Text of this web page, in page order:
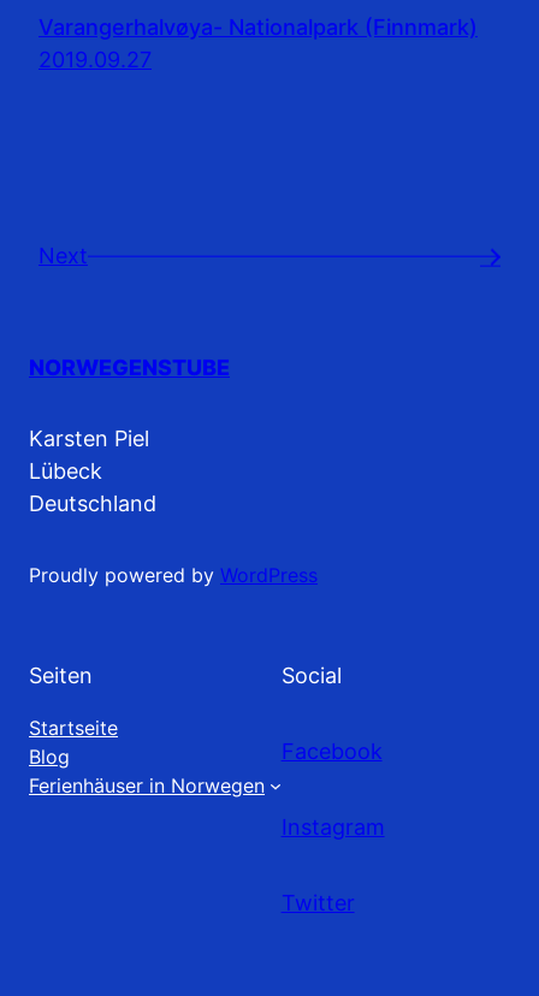
Varangerhalvøya- Nationalpark (Finnmark)
2019.09.27
Next →
NORWEGENSTUBE
Karsten Piel
Lübeck
Deutschland
Proudly powered by WordPress
Seiten
Startseite
Blog
Ferienhäuser in Norwegen
Social
Facebook
Instagram
Twitter